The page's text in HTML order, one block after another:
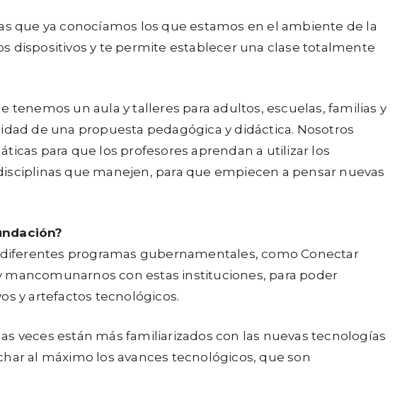
que ya conocíamos los que estamos en el ambiente de la
dispositivos y te permite establecer una clase totalmente
tenemos un aula y talleres para adultos, escuelas, familias y
de una propuesta pedagógica y didáctica. Nosotros
para que los profesores aprendan a utilizar los
que manejen, para que empiecen a pensar nuevas
programas gubernamentales, como Conectar
con estas instituciones, para poder
y artefactos tecnológicos.
veces están más familiarizados con las nuevas tecnologías
al máximo los avances tecnológicos, que son